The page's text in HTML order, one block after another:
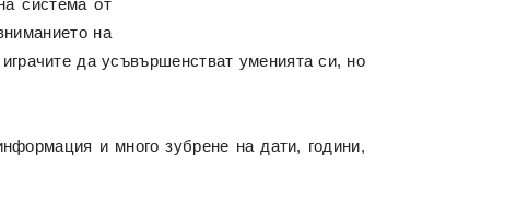
система от
на
да усъвършенстват уменията си, но
и много зубрене на дати, години,